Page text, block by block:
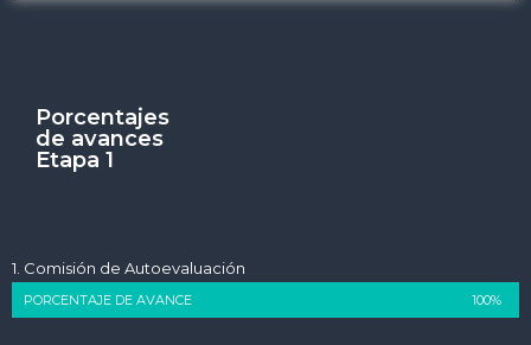
Porcentajes
de avances
Etapa 1
1. Comisión de Autoevaluación
PORCENTAJE DE AVANCE 100%